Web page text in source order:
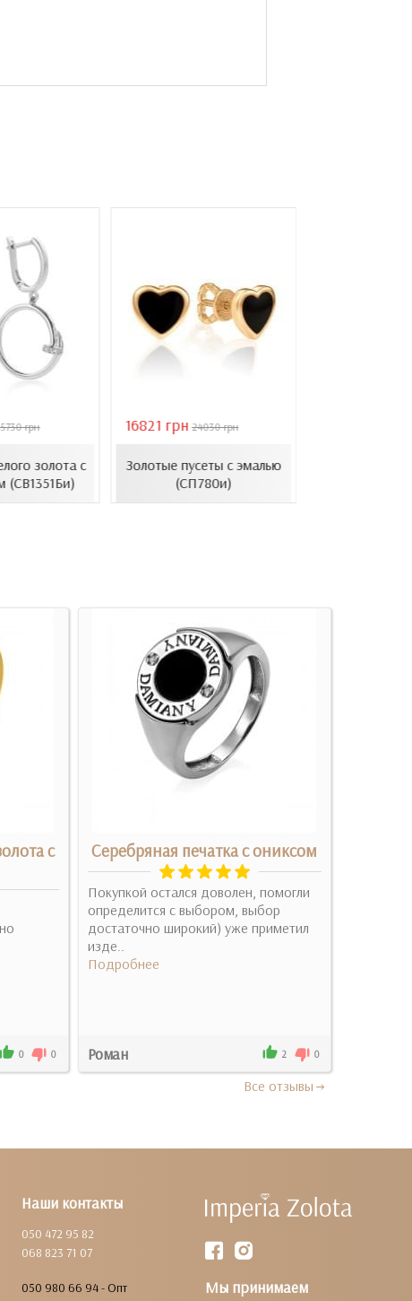
грн
золота с
(СВ1351Би)
16821 грн 24030 грн
Золотые пусеты с эмалью
(СП780и)
с
0 0
Серебряная печатка с ониксом
Покупкой остался доволен, помогли
определится с выбором, выбор
достаточно широкий) уже приметил
изде..
Подробнее
Роман 2 0
Все отзывы
Наши контакты
050 472 95 82
068 823 71 07
050 980 66 94 - Опт Мы принимаем